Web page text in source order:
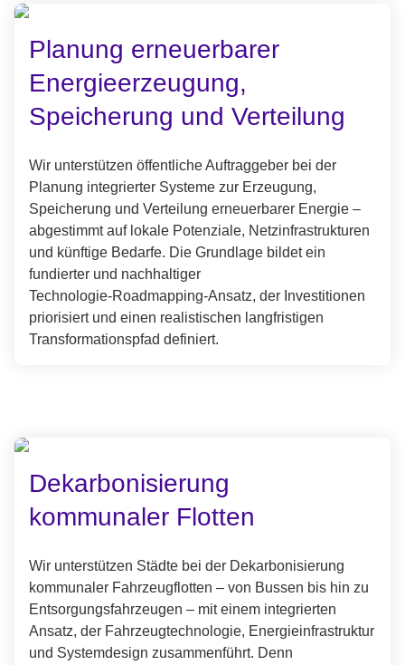
Planung erneuerbarer
Energieerzeugung,
Speicherung und Verteilung
Wir unterstützen öffentliche Auftraggeber bei der
Planung integrierter Systeme zur Erzeugung,
Speicherung und Verteilung erneuerbarer Energie –
abgestimmt auf lokale Potenziale, Netzinfrastrukturen
und künftige Bedarfe. Die Grundlage bildet ein
fundierter und nachhaltiger
Technologie‑Roadmapping‑Ansatz, der Investitionen
priorisiert und einen realistischen langfristigen
Transformationspfad definiert.
Dekarbonisierung
kommunaler Flotten
Wir unterstützen Städte bei der Dekarbonisierung
kommunaler Fahrzeugflotten – von Bussen bis hin zu
Entsorgungsfahrzeugen – mit einem integrierten
Ansatz, der Fahrzeugtechnologie, Energieinfrastruktur
und Systemdesign zusammenführt. Denn